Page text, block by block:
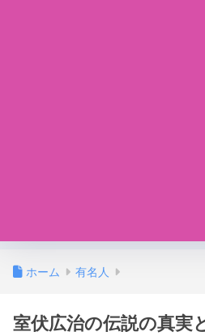
ホーム 有名人
室伏広治の伝説の真実